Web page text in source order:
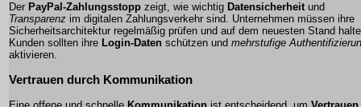
Der PayPal-Zahlungsstopp zeigt, wie wichtig Datensicherheitund
Transparenz im digitalen Zahlungsverkehr sind. Unternehmen müssen ihre
Sicherheitsarchitektur regelmäßig prüfen und auf dem neuesten Stand
Kunden sollten ihre Login-Daten schützen und mehrstufige
aktivieren.
Vertrauen durch Kommunikation